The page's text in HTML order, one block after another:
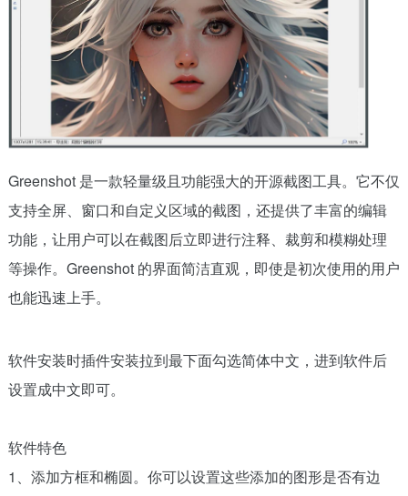
Greenshot 是一款轻量级且功能强大的开源截图工具。它不仅
支持全屏、窗口和自定义区域的截图，还提供了丰富的编辑
功能，让用户可以在截图后立即进行注释、裁剪和模糊处理
等操作。Greenshot 的界面简洁直观，即使是初次使用的用户
也能迅速上手。
软件安装时插件安装拉到最下面勾选简体中文，进到软件后
设置成中文即可。
软件特色
1、添加方框和椭圆。你可以设置这些添加的图形是否有边